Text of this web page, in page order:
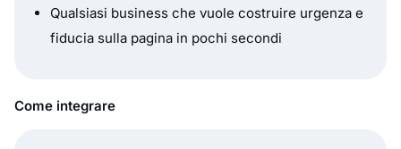
Qualsiasi business che vuole costruire urgenza e
fiducia sulla pagina in pochi secondi
Come integrare